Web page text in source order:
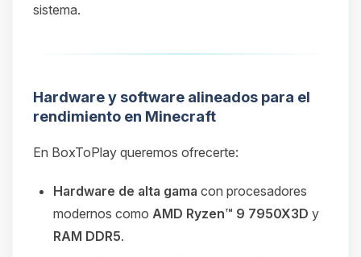
sistema.
Hardware y software alineados para el
rendimiento en Minecraft
En BoxToPlay queremos ofrecerte:
Hardware de alta gama con procesadores
modernos como AMD Ryzen™ 9 7950X3D y
RAM DDR5.